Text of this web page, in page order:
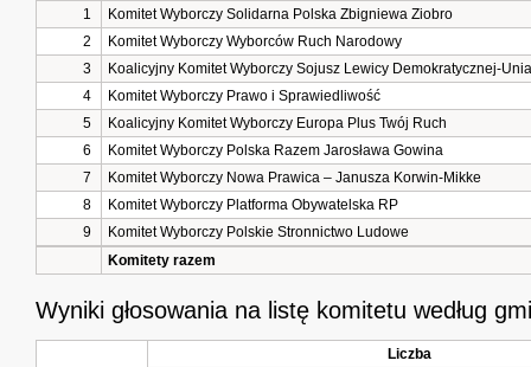
1
Komitet Wyborczy Solidarna Polska Zbigniewa Ziobro
2
Komitet Wyborczy Wyborców Ruch Narodowy
3
Koalicyjny Komitet Wyborczy Sojusz Lewicy Demokratycznej-
4
Komitet Wyborczy Prawo i Sprawiedliwość
5
Koalicyjny Komitet Wyborczy Europa Plus Twój Ruch
6
Komitet Wyborczy Polska Razem Jarosława Gowina
7
Komitet Wyborczy Nowa Prawica – Janusza Korwin-Mikke
8
Komitet Wyborczy Platforma Obywatelska RP
9
Komitet Wyborczy Polskie Stronnictwo Ludowe
Komitety razem
Wyniki głosowania na listę komitetu według
Liczba